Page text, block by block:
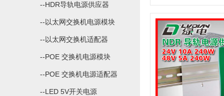
--HDR导轨电源供应器
--以太网交换机电源模块
--以太网交换机适配器
--POE 交换机电源模块
--POE 交换机电源适配器
--LED 5V开关电源